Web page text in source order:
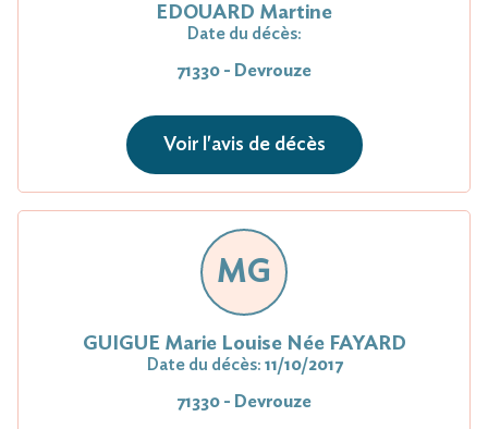
EDOUARD Martine
Date du décès:
71330 - Devrouze
Voir l'avis de décès
MG
GUIGUE Marie Louise Née FAYARD
Date du décès: 11/10/2017
71330 - Devrouze